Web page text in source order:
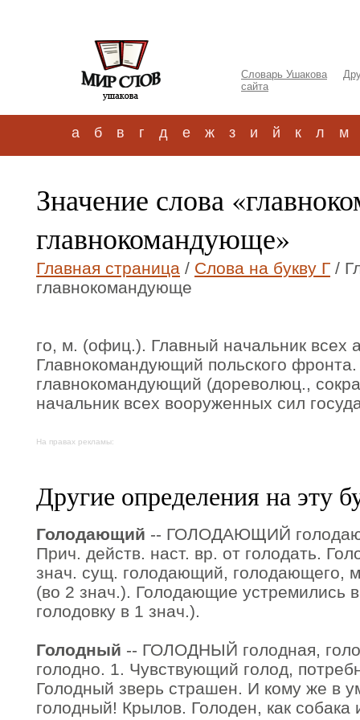
Словарь Ушакова
сайта
а б в г д е ж з и й к л м
Значение слова
главнокомандующе»
Главная страница / Слова на букву Г /
главнокомандующе
го, м. (офиц.). Главный начальник всех
Главнокомандующий польского
главнокомандующий (дореволюц.,
начальник всех вооруженных сил
На правах рекламы:
Другие определения на эту
Голодающий -- ГОЛОДАЮЩИЙ
Прич. действ. наст. вр. от голодать.
знач. сущ. голодающий, голодающего, м.
(во 2 знач.). Голодающие устремились
голодовку в 1 знач.).
Голодный -- ГОЛОДНЫЙ голодная,
голодно. 1. Чувствующий голод,
Голодный зверь страшен. И кому же в
голодный! Крылов. Голоден, как собака